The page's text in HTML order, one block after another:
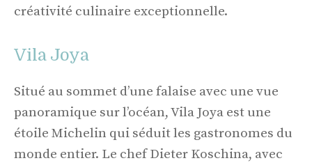
créativité culinaire exceptionnelle.
Vila Joya
Situé au sommet d’une falaise avec une vue
panoramique sur l’océan, Vila Joya est une
étoile Michelin qui séduit les gastronomes du
monde entier. Le chef Dieter Koschina, avec